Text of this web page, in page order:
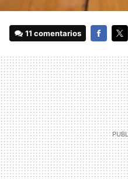
11 comentarios